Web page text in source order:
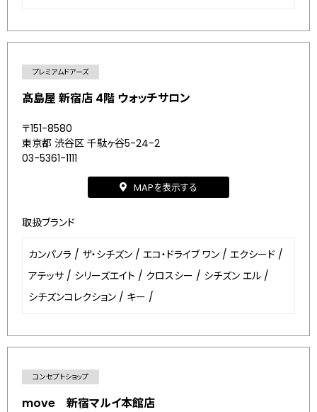
プレミアムドアーズ
髙島屋 新宿店 4階 ウォッチサロン
〒151-8580
東京都 渋谷区 千駄ヶ谷5-24-2
03-5361-1111
MAPを表示する
取扱ブランド
カンパノラ / ザ・シチズン / エコ・ドライブ ワン / エクシード /
アテッサ / シリーズエイト / クロスシー / シチズン エル /
シチズンコレクション / キー /
コンセプトショップ
move 新宿マルイ本館店